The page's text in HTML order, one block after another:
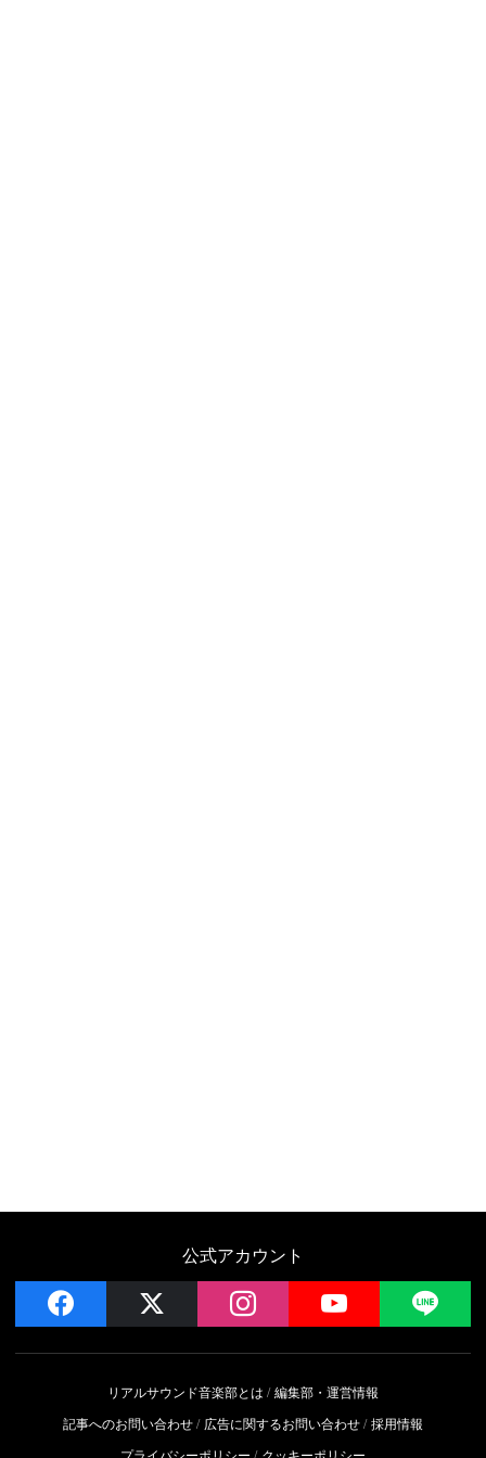
公式アカウント
facebook instagram YouTube
リアルサウンド音楽部とは
編集部・運営情報
記事へのお問い合わせ
広告に関するお問い合わせ 採用情報
プライバシーポリシー
クッキーポリシー